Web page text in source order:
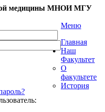
медицины МНОИ МГУ
Меню
Главная
Наш
Факультет
О
факультете
История